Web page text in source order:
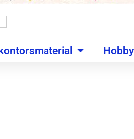
kontorsmaterial Hobby